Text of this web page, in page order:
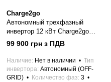
Charge2go
Автономный трехфазный
инвертор 12 кВт Charge2go
SPI-12K-H3 Wi-Fi
99 900 грн з ПДВ
Наличие Нет в наличии
Тип
инвертора Автономный (OFF-
GRID)
Количество фаз 3